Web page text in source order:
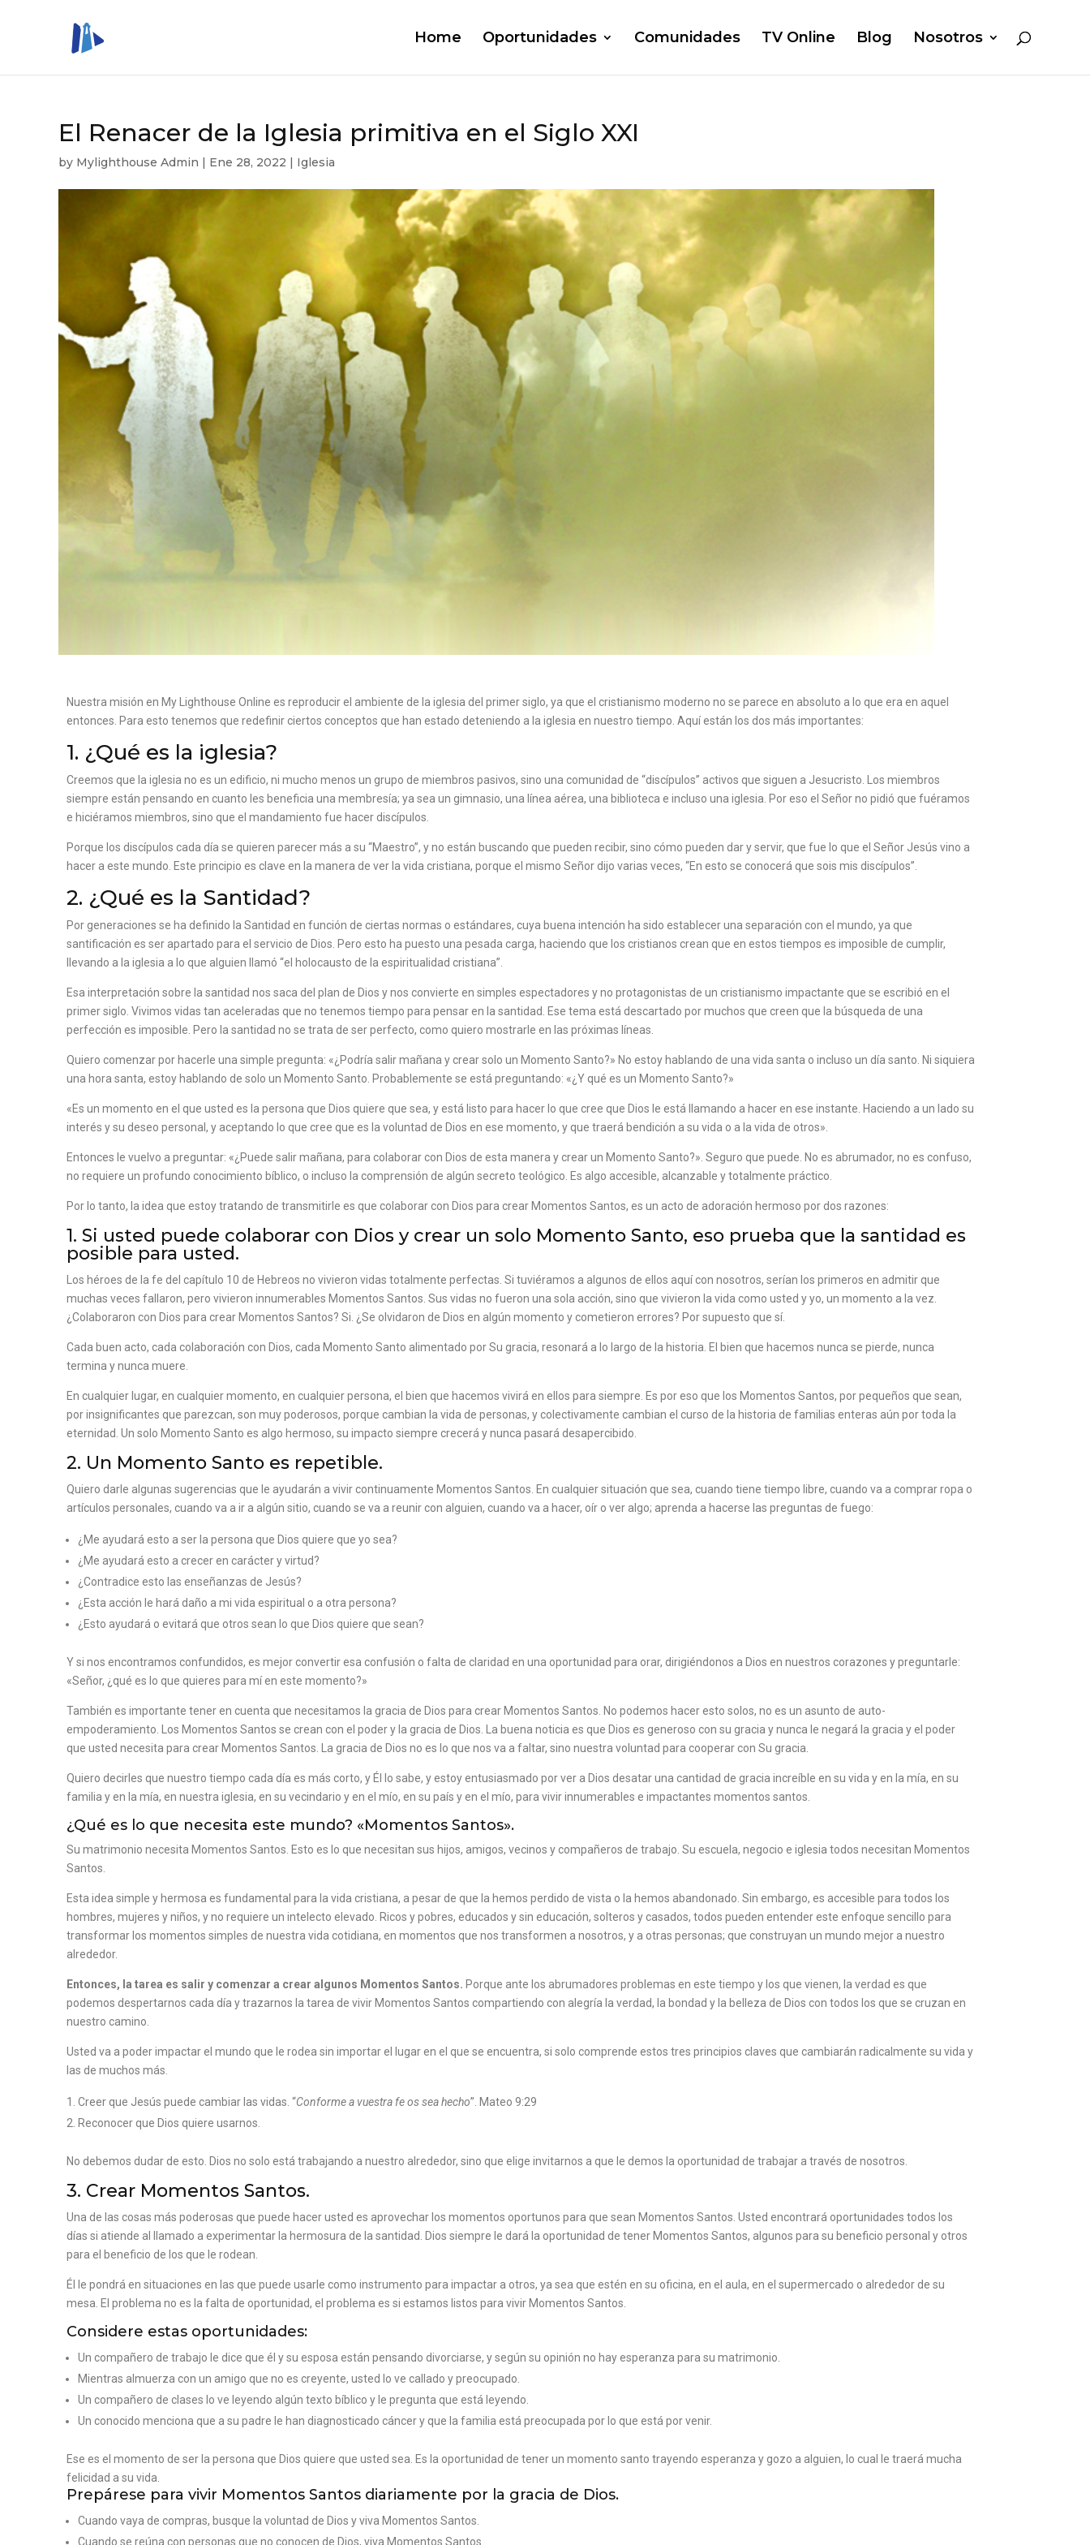
Home Oportunidades Comunidades TV Online Blog Nosotros
El Renacer de la Iglesia primitiva en el Siglo XXI
by Mylighthouse Admin | Ene 28, 2022 | Iglesia
Nuestra misión en My Lighthouse Online es reproducir el ambiente de la iglesia del primer siglo, ya que el cristianismo moderno no se parece en absoluto a lo que era en aquel
entonces. Para esto tenemos que redefinir ciertos conceptos que han estado deteniendo a la iglesia en nuestro tiempo. Aquí están los dos más importantes:
1. ¿Qué es la iglesia?
Creemos que la iglesia no es un edificio, ni mucho menos un grupo de miembros pasivos, sino una comunidad de “discípulos” activos que siguen a Jesucristo. Los miembros
siempre están pensando en cuanto les beneficia una membresía; ya sea un gimnasio, una línea aérea, una biblioteca e incluso una iglesia. Por eso el Señor no pidió que fuéramos
e hiciéramos miembros, sino que el mandamiento fue hacer discípulos.
Porque los discípulos cada día se quieren parecer más a su “Maestro”, y no están buscando que pueden recibir, sino cómo pueden dar y servir, que fue lo que el Señor Jesús vino a
hacer a este mundo. Este principio es clave en la manera de ver la vida cristiana, porque el mismo Señor dijo varias veces, “En esto se conocerá que sois mis discípulos”.
2. ¿Qué es la Santidad?
Por generaciones se ha definido la Santidad en función de ciertas normas o estándares, cuya buena intención ha sido establecer una separación con el mundo, ya que
santificación es ser apartado para el servicio de Dios. Pero esto ha puesto una pesada carga, haciendo que los cristianos crean que en estos tiempos es imposible de cumplir,
llevando a la iglesia a lo que alguien llamó “el holocausto de la espiritualidad cristiana”.
Esa interpretación sobre la santidad nos saca del plan de Dios y nos convierte en simples espectadores y no protagonistas de un cristianismo impactante que se escribió en el
primer siglo. Vivimos vidas tan aceleradas que no tenemos tiempo para pensar en la santidad. Ese tema está descartado por muchos que creen que la búsqueda de una
perfección es imposible. Pero la santidad no se trata de ser perfecto, como quiero mostrarle en las próximas líneas.
Quiero comenzar por hacerle una simple pregunta: «¿Podría salir mañana y crear solo un Momento Santo?» No estoy hablando de una vida santa o incluso un día santo. Ni siquiera
una hora santa, estoy hablando de solo un Momento Santo. Probablemente se está preguntando: «¿Y qué es un Momento Santo?»
«Es un momento en el que usted es la persona que Dios quiere que sea, y está listo para hacer lo que cree que Dios le está llamando a hacer en ese instante. Haciendo a un lado su
interés y su deseo personal, y aceptando lo que cree que es la voluntad de Dios en ese momento, y que traerá bendición a su vida o a la vida de otros».
Entonces le vuelvo a preguntar: «¿Puede salir mañana, para colaborar con Dios de esta manera y crear un Momento Santo?». Seguro que puede. No es abrumador, no es confuso,
no requiere un profundo conocimiento bíblico, o incluso la comprensión de algún secreto teológico. Es algo accesible, alcanzable y totalmente práctico.
Por lo tanto, la idea que estoy tratando de transmitirle es que colaborar con Dios para crear Momentos Santos, es un acto de adoración hermoso por dos razones:
1. Si usted puede colaborar con Dios y crear un solo Momento Santo, eso prueba que la santidad es
posible para usted.
Los héroes de la fe del capítulo 10 de Hebreos no vivieron vidas totalmente perfectas. Si tuviéramos a algunos de ellos aquí con nosotros, serían los primeros en admitir que
muchas veces fallaron, pero vivieron innumerables Momentos Santos. Sus vidas no fueron una sola acción, sino que vivieron la vida como usted y yo, un momento a la vez.
¿Colaboraron con Dios para crear Momentos Santos? Si. ¿Se olvidaron de Dios en algún momento y cometieron errores? Por supuesto que sí.
Cada buen acto, cada colaboración con Dios, cada Momento Santo alimentado por Su gracia, resonará a lo largo de la historia. El bien que hacemos nunca se pierde, nunca
termina y nunca muere.
En cualquier lugar, en cualquier momento, en cualquier persona, el bien que hacemos vivirá en ellos para siempre. Es por eso que los Momentos Santos, por pequeños que sean,
por insignificantes que parezcan, son muy poderosos, porque cambian la vida de personas, y colectivamente cambian el curso de la historia de familias enteras aún por toda la
eternidad. Un solo Momento Santo es algo hermoso, su impacto siempre crecerá y nunca pasará desapercibido.
2. Un Momento Santo es repetible.
Quiero darle algunas sugerencias que le ayudarán a vivir continuamente Momentos Santos. En cualquier situación que sea, cuando tiene tiempo libre, cuando va a comprar ropa o
artículos personales, cuando va a ir a algún sitio, cuando se va a reunir con alguien, cuando va a hacer, oír o ver algo; aprenda a hacerse las preguntas de fuego:
¿Me ayudará esto a ser la persona que Dios quiere que yo sea?
¿Me ayudará esto a crecer en carácter y virtud?
¿Contradice esto las enseñanzas de Jesús?
¿Esta acción le hará daño a mi vida espiritual o a otra persona?
¿Esto ayudará o evitará que otros sean lo que Dios quiere que sean?
Y si nos encontramos confundidos, es mejor convertir esa confusión o falta de claridad en una oportunidad para orar, dirigiéndonos a Dios en nuestros corazones y preguntarle:
«Señor, ¿qué es lo que quieres para mí en este momento?»
También es importante tener en cuenta que necesitamos la gracia de Dios para crear Momentos Santos. No podemos hacer esto solos, no es un asunto de auto-
empoderamiento. Los Momentos Santos se crean con el poder y la gracia de Dios. La buena noticia es que Dios es generoso con su gracia y nunca le negará la gracia y el poder
que usted necesita para crear Momentos Santos. La gracia de Dios no es lo que nos va a faltar, sino nuestra voluntad para cooperar con Su gracia.
Quiero decirles que nuestro tiempo cada día es más corto, y Él lo sabe, y estoy entusiasmado por ver a Dios desatar una cantidad de gracia increíble en su vida y en la mía, en su
familia y en la mía, en nuestra iglesia, en su vecindario y en el mío, en su país y en el mío, para vivir innumerables e impactantes momentos santos.
¿Qué es lo que necesita este mundo? «Momentos Santos».
Su matrimonio necesita Momentos Santos. Esto es lo que necesitan sus hijos, amigos, vecinos y compañeros de trabajo. Su escuela, negocio e iglesia todos necesitan Momentos
Santos.
Esta idea simple y hermosa es fundamental para la vida cristiana, a pesar de que la hemos perdido de vista o la hemos abandonado. Sin embargo, es accesible para todos los
hombres, mujeres y niños, y no requiere un intelecto elevado. Ricos y pobres, educados y sin educación, solteros y casados, todos pueden entender este enfoque sencillo para
transformar los momentos simples de nuestra vida cotidiana, en momentos que nos transformen a nosotros, y a otras personas; que construyan un mundo mejor a nuestro
alrededor.
Entonces, la tarea es salir y comenzar a crear algunos Momentos Santos. Porque ante los abrumadores problemas en este tiempo y los que vienen, la verdad es que
podemos despertarnos cada día y trazarnos la tarea de vivir Momentos Santos compartiendo con alegría la verdad, la bondad y la belleza de Dios con todos los que se cruzan en
nuestro camino.
Usted va a poder impactar el mundo que le rodea sin importar el lugar en el que se encuentra, si solo comprende estos tres principios claves que cambiarán radicalmente su vida y
las de muchos más.
Creer que Jesús puede cambiar las vidas. “Conforme a vuestra fe os sea hecho”. Mateo 9:29
Reconocer que Dios quiere usarnos.
No debemos dudar de esto. Dios no solo está trabajando a nuestro alrededor, sino que elige invitarnos a que le demos la oportunidad de trabajar a través de nosotros.
3. Crear Momentos Santos.
Una de las cosas más poderosas que puede hacer usted es aprovechar los momentos oportunos para que sean Momentos Santos. Usted encontrará oportunidades todos los
días si atiende al llamado a experimentar la hermosura de la santidad. Dios siempre le dará la oportunidad de tener Momentos Santos, algunos para su beneficio personal y otros
para el beneficio de los que le rodean.
Él le pondrá en situaciones en las que puede usarle como instrumento para impactar a otros, ya sea que estén en su oficina, en el aula, en el supermercado o alrededor de su
mesa. El problema no es la falta de oportunidad, el problema es si estamos listos para vivir Momentos Santos.
Considere estas oportunidades:
Un compañero de trabajo le dice que él y su esposa están pensando divorciarse, y según su opinión no hay esperanza para su matrimonio.
Mientras almuerza con un amigo que no es creyente, usted lo ve callado y preocupado.
Un compañero de clases lo ve leyendo algún texto bíblico y le pregunta que está leyendo.
Un conocido menciona que a su padre le han diagnosticado cáncer y que la familia está preocupada por lo que está por venir.
Ese es el momento de ser la persona que Dios quiere que usted sea. Es la oportunidad de tener un momento santo trayendo esperanza y gozo a alguien, lo cual le traerá mucha
felicidad a su vida.
Prepárese para vivir Momentos Santos diariamente por la gracia de Dios.
Cuando vaya de compras, busque la voluntad de Dios y viva Momentos Santos.
Cuando se reúna con personas que no conocen de Dios, viva Momentos Santos.